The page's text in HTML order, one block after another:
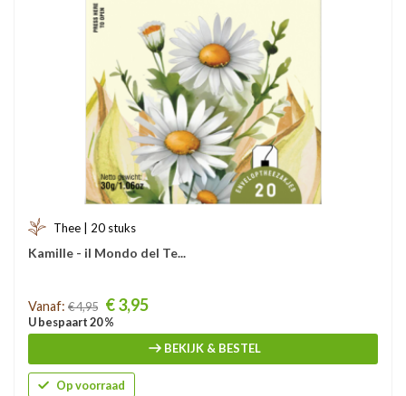
Thee | 20 stuks
Kamille - il Mondo del Te...
Prijs
Vanaf: € 4,95 € 3,95
U bespaart 20 %
BEKIJK & BESTEL
Op voorraad